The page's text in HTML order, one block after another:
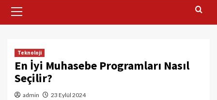
Menu
Teknoloji
En İyi Muhasebe Programları Nasıl
Seçilir?
admin 23 Eylül 2024